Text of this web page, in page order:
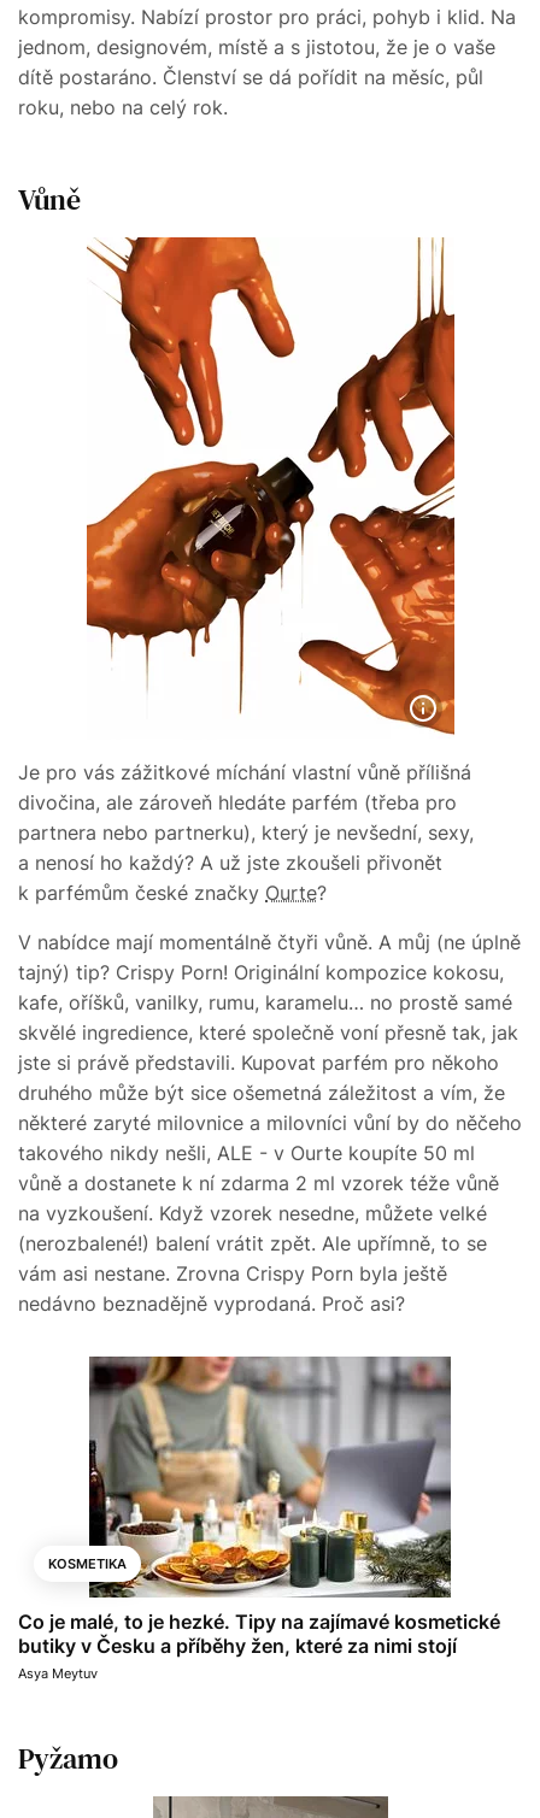
kompromisy. Nabízí prostor pro práci, pohyb i klid. Na
jednom, designovém, místě a s jistotou, že je o vaše
dítě postaráno. Členství se dá pořídit na měsíc, půl
roku, nebo na celý rok.
Vůně
Je pro vás zážitkové míchání vlastní vůně přílišná
divočina, ale zároveň hledáte parfém (třeba pro
partnera nebo partnerku), který je nevšední, sexy,
a nenosí ho každý? A už jste zkoušeli přivonět
k parfémům české značky Ourte?
V nabídce mají momentálně čtyři vůně. A můj (ne úplně
tajný) tip? Crispy Porn! Originální kompozice kokosu,
kafe, oříšků, vanilky, rumu, karamelu… no prostě samé
skvělé ingredience, které společně voní přesně tak, jak
jste si právě představili. Kupovat parfém pro někoho
druhého může být sice ošemetná záležitost a vím, že
některé zaryté milovnice a milovníci vůní by do něčeho
takového nikdy nešli, ALE - v Ourte koupíte 50 ml
vůně a dostanete k ní zdarma 2 ml vzorek téže vůně
na vyzkoušení. Když vzorek nesedne, můžete velké
(nerozbalené!) balení vrátit zpět. Ale upřímně, to se
vám asi nestane. Zrovna Crispy Porn byla ještě
nedávno beznadějně vyprodaná. Proč asi?
KOSMETIKA
Co je malé, to je hezké. Tipy na zajímavé kosmetické
butiky v Česku a příběhy žen, které za nimi stojí
Asya Meytuv
Pyžamo